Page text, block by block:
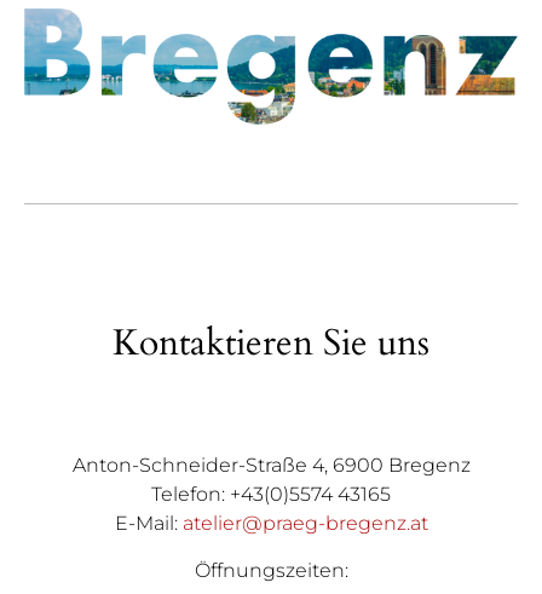
Kontaktieren Sie uns
Anton-Schneider-Straße 4, 6900 Bregenz
Telefon: +43(0)5574 43165
E-Mail: atelier@praeg-bregenz.at
Öffnungszeiten: